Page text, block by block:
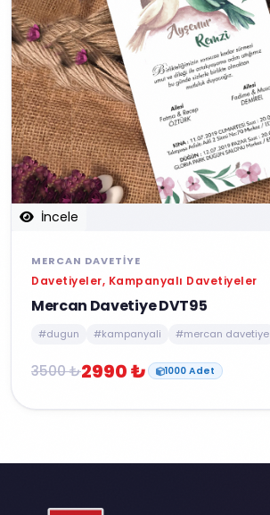
İncele
MERCAN DAVETIYE
Davetiyeler, Kampanyalı Davetiyeler
Mercan Davetiye DVT95
#dugun #kampanyali #mercan davetiye
3500 ₺2990 ₺ 1000 Adet